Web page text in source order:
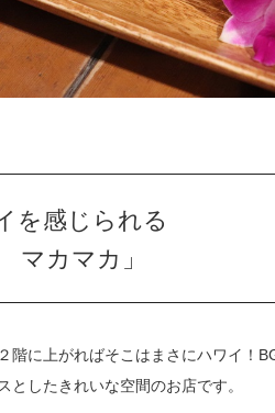
を感じられる
マカマカ」
階に上がればそこはまさにハワイ！
したきれいな空間のお店です。